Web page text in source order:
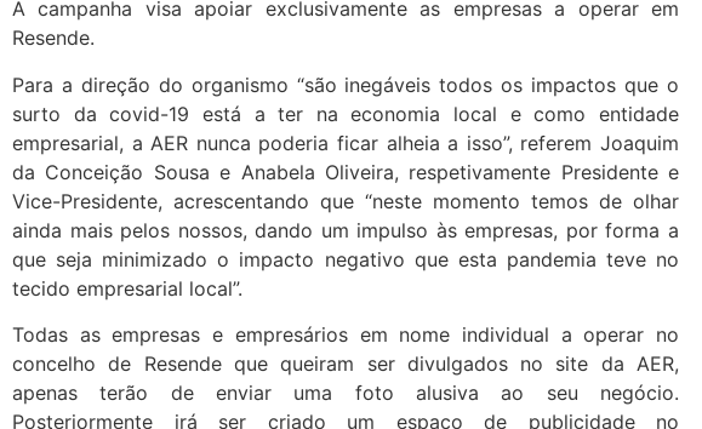
A campanha visa apoiar exclusivamente as empresas a operar em
Resende.
Para a direção do organismo “são inegáveis todos os impactos que o
surto da covid-19 está a ter na economia local e como entidade
empresarial, a AER nunca poderia ficar alheia a isso”, referem Joaquim
da Conceição Sousa e Anabela Oliveira, respetivamente Presidente e
Vice-Presidente, acrescentando que “neste momento temos de olhar
ainda mais pelos nossos, dando um impulso às empresas, por forma a
que seja minimizado o impacto negativo que esta pandemia teve no
tecido empresarial local”.
Todas as empresas e empresários em nome individual a operar no
concelho de Resende que queiram ser divulgados no site da AER,
apenas terão de enviar uma foto alusiva ao seu negócio.
Posteriormente irá ser criado um espaço de publicidade no